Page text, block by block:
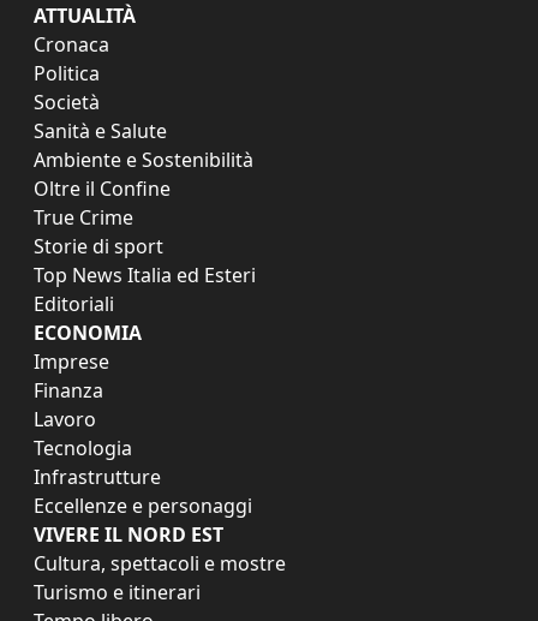
ATTUALITÀ
Cronaca
Politica
Società
Sanità e Salute
Ambiente e Sostenibilità
Oltre il Confine
True Crime
Storie di sport
Top News Italia ed Esteri
Editoriali
ECONOMIA
Imprese
Finanza
Lavoro
Tecnologia
Infrastrutture
Eccellenze e personaggi
VIVERE IL NORD EST
Cultura, spettacoli e mostre
Turismo e itinerari